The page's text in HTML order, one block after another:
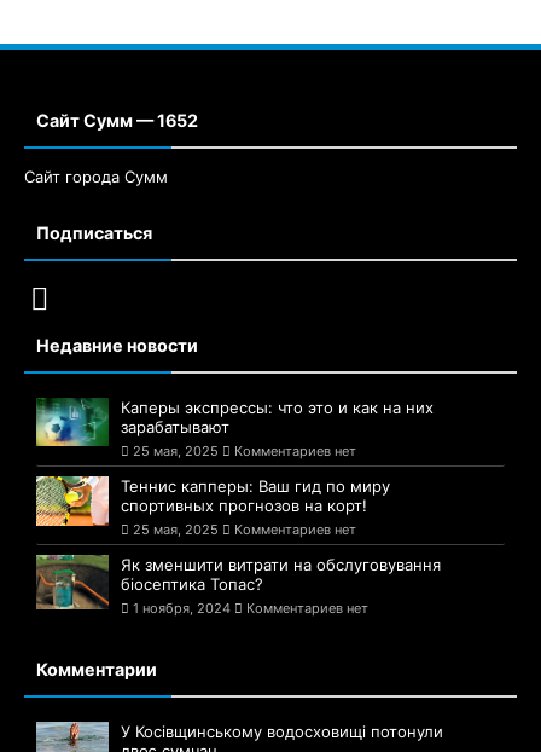
Сайт Сумм — 1652
Сайт города Сумм
Подписаться
Недавние новости
Каперы экспрессы: что это и как на них
зарабатывают
25 мая, 2025 Комментариев нет
Теннис капперы: Ваш гид по миру
спортивных прогнозов на корт!
25 мая, 2025 Комментариев нет
Як зменшити витрати на обслуговування
біосептика Топас?
1 ноября, 2024 Комментариев нет
Комментарии
У Косівщинському водосховищі потонули